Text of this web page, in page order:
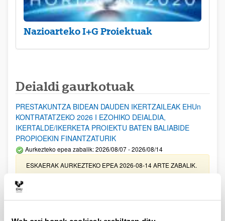
Nazioarteko I+G Proiektuak
Deialdi gaurkotuak
PRESTAKUNTZA BIDEAN DAUDEN IKERTZAILEAK EHUn
KONTRATATZEKO 2026 I EZOHIKO DEIALDIA,
IKERTALDE/IKERKETA PROIEKTU BATEN BALIABIDE
PROPIOEKIN FINANTZATURIK
Aurkezteko epea zabalik: 2026/08/07 - 2026/08/14
ESKAERAK AURKEZTEKO EPEA 2026-08-14 ARTE ZABALIK.
UPV/EHUn Azpiegitura Zientifikoa eta Funts Bibliografikoak
erosi eta berritzeko laguntzak 2026